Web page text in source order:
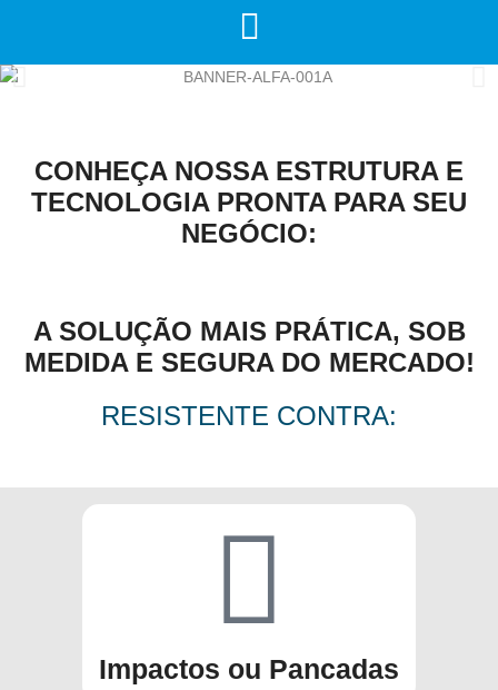
CONHEÇA NOSSA ESTRUTURA E
TECNOLOGIA PRONTA PARA SEU
NEGÓCIO:
A SOLUÇÃO MAIS PRÁTICA, SOB
MEDIDA E SEGURA DO MERCADO!
RESISTENTE CONTRA:
Impactos ou Pancadas